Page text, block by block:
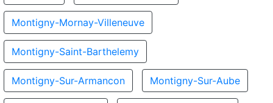
Montigny-Mornay-Villeneuve
Montigny-Saint-Barthelemy
Montigny-Sur-Armancon Montigny-Sur-Aube